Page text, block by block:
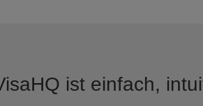
ist einfach,